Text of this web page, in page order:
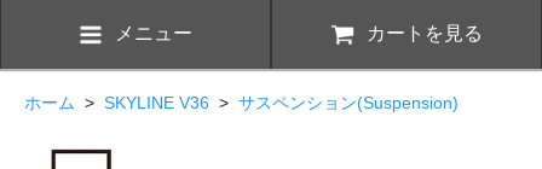
メニュー カートを見る
ホーム > SKYLINE V36 > サスペンション(Suspension)